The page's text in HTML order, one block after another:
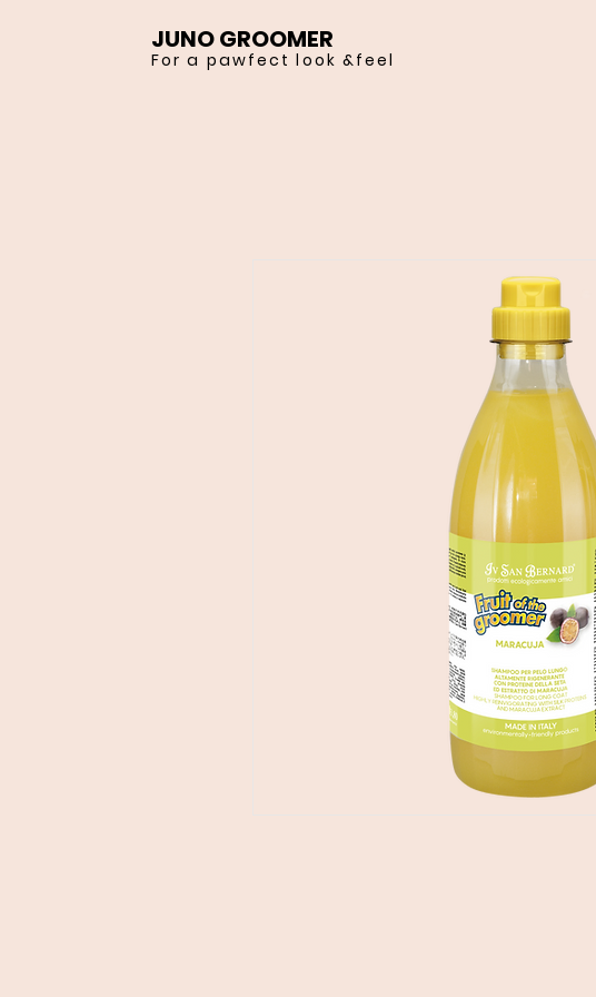
JUNO GROOMER
For a pawfect look &feel